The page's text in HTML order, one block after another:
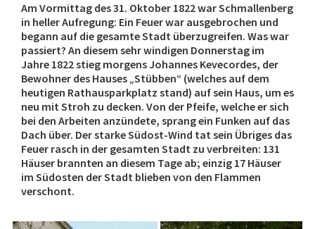
Am Vormittag des 31. Oktober 1822 war Schmallenberg
in heller Aufregung: Ein Feuer war ausgebrochen und
begann auf die gesamte Stadt überzugreifen. Was war
passiert? An diesem sehr windigen Donnerstag im
Jahre 1822 stieg morgens Johannes Kevecordes, der
Bewohner des Hauses „Stübben“ (welches auf dem
heutigen Rathausparkplatz stand) auf sein Haus, um es
neu mit Stroh zu decken. Von der Pfeife, welche er sich
bei den Arbeiten anzündete, sprang ein Funken auf das
Dach über. Der starke Südost-Wind tat sein Übriges das
Feuer rasch in der gesamten Stadt zu verbreiten: 131
Häuser brannten an diesem Tage ab; einzig 17 Häuser
im Südosten der Stadt blieben von den Flammen
verschont.